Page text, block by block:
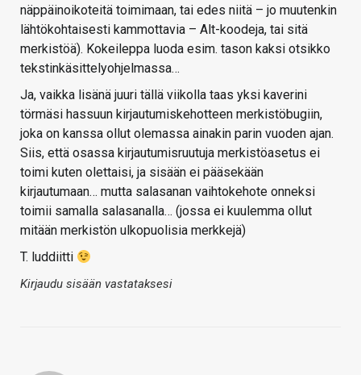
näppäinoikoteitä toimimaan, tai edes niitä – jo muutenkin
lähtökohtaisesti kammottavia – Alt-koodeja, tai sitä
merkistöä). Kokeileppa luoda esim. tason kaksi otsikko
tekstinkäsittelyohjelmassa…
Ja, vaikka lisänä juuri tällä viikolla taas yksi kaverini
törmäsi hassuun kirjautumiskehotteen merkistöbugiin,
joka on kanssa ollut olemassa ainakin parin vuoden ajan.
Siis, että osassa kirjautumisruutuja merkistöasetus ei
toimi kuten olettaisi, ja sisään ei pääsekään
kirjautumaan… mutta salasanan vaihtokehote onneksi
toimii samalla salasanalla… (jossa ei kuulemma ollut
mitään merkistön ulkopuolisia merkkejä)
T. luddiitti
Kirjaudu sisään vastataksesi